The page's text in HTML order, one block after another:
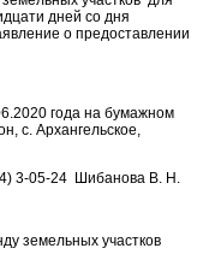
дней со дня
о предоставлении
года на бумажном
с. Архангельское,
3-05-24 Шибанова В. Н.
земельных участков